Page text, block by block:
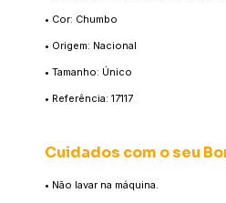
• Cor: Chumbo
• Origem: Nacional
• Tamanho: Único
• Referência: 17117
Cuidados com o seu
• Não lavar na máquina.